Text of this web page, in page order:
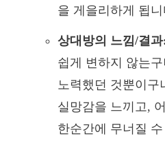
을 게을리하게 됩니
상대방의 느낌/결
쉽게 변하지 않는구
노력했던 것뿐이구
실망감을 느끼고,
한순간에 무너질